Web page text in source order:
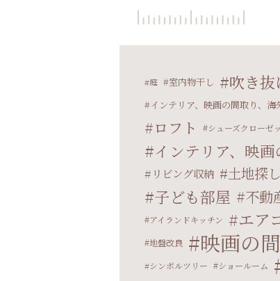
庭 室内物干し 吹き抜
インテリア、映画の間取り、海
ロフト シューズクローゼ
インテリア、映
リビング収納 土地探し
子ども部屋 不動
アイランドキッチン エア
地盤改良
映画の
シンボルツリー ショールーム